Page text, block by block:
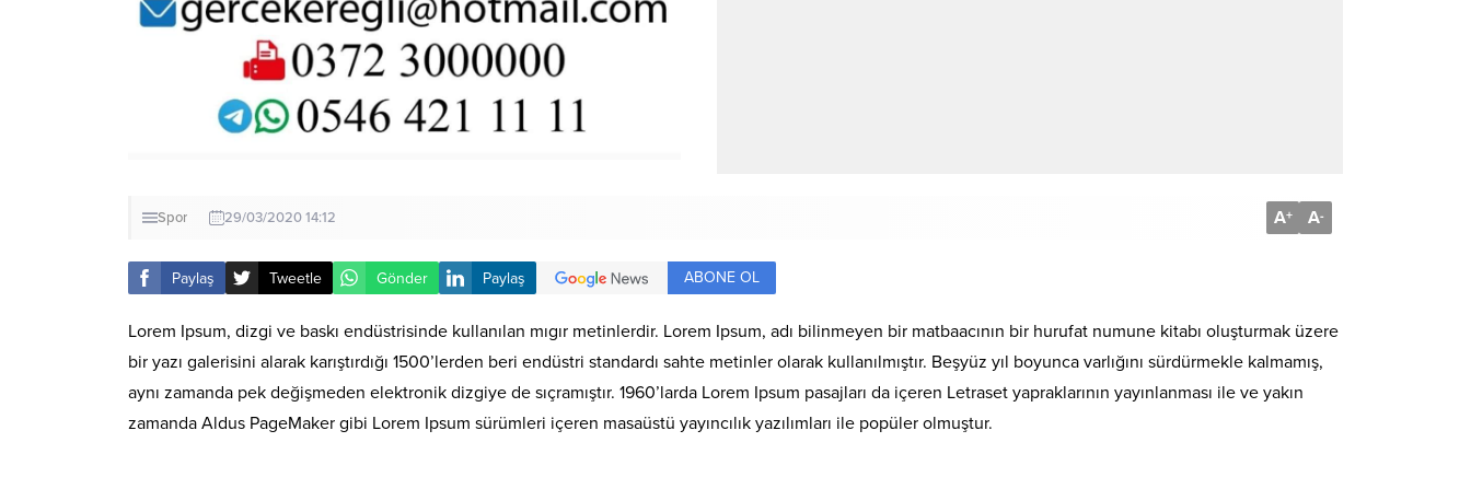
Spor 29/03/2020 14:12 A+ A-
Paylaş Tweetle Gönder Paylaş ABONE OL
Lorem Ipsum, dizgi ve baskı endüstrisinde kullanılan mıgır metinlerdir. Lorem Ipsum, adı bilinmeyen bir matbaacının bir hurufat numune kitabı oluşturmak üzere
bir yazı galerisini alarak karıştırdığı 1500’lerden beri endüstri standardı sahte metinler olarak kullanılmıştır. Beşyüz yıl boyunca varlığını sürdürmekle kalmamış,
aynı zamanda pek değişmeden elektronik dizgiye de sıçramıştır. 1960’larda Lorem Ipsum pasajları da içeren Letraset yapraklarının yayınlanması ile ve yakın
zamanda Aldus PageMaker gibi Lorem Ipsum sürümleri içeren masaüstü yayıncılık yazılımları ile popüler olmuştur.